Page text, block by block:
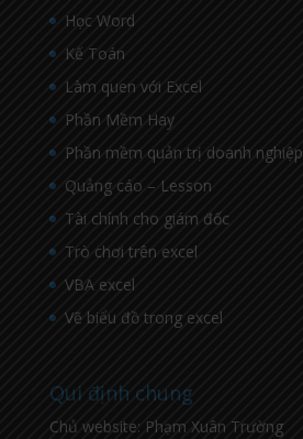
Học Word
Kế Toán
Làm quen với Excel
Phần Mềm Hay
Phần mềm quản trị doanh nghiệp
Quảng cáo – Lesson
Tài chính cho giám đốc
Trò chơi trên excel
VBA excel
Vẽ biểu đồ trong excel
Qui định chung
Chủ website: Phạm Xuân Trường